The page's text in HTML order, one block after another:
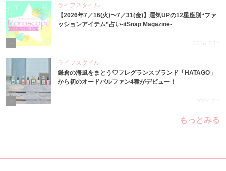
4
ライフスタイル
【2026年7／16(火)〜7／31(金)】運気UPの12星座別“ファ
ッションアイテム”占い-itSnap Magazine-
2026.7.16
ライフスタイル
鎌倉の海風をまとう♡フレグランスブランド「HATAGO」
から初のオードパルファン4種がデビュー！
2026.7.6
もっとみる